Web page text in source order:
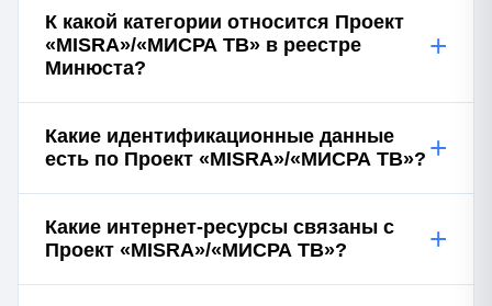
К какой категории относится Проект
«MISRA»/«МИСРА ТВ» в реестре
Минюста?
+
Какие идентификационные данные
есть по Проект «MISRA»/«МИСРА ТВ»? +
Какие интернет-ресурсы связаны с
Проект «MISRA»/«МИСРА ТВ»?
+